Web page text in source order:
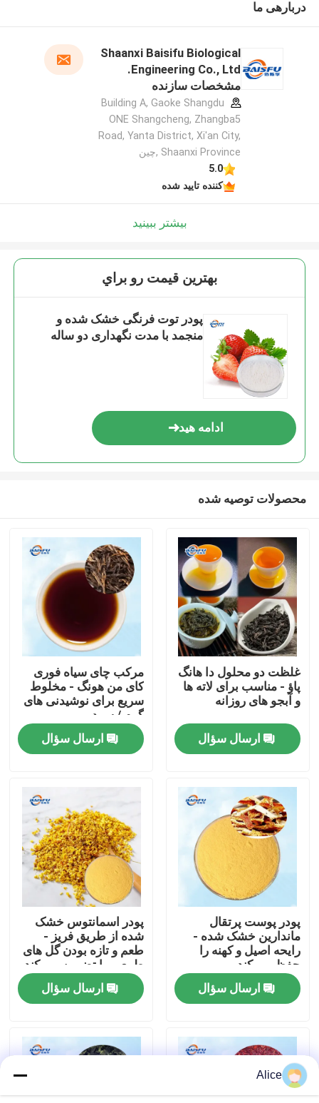
خونه
محصولات
نمایش VR
درباره ما
کنترل کیفیت
با ما تماس بگیرید
اخبار
طعم مواد غذایی
دربارهی ما
Shaanxi Baisifu Biological
Engineering Co., Ltd.
مشخصات سازنده
Building A, Gaoke Shangdu
ONE Shangcheng, Zhangba5
Road, Yanta District, Xi'an City,
Shaanxi Province ,چین
5.0
کننده تایید شده
بیشتر ببینید
بهترين قيمت رو براي
پودر توت فرنگی خشک شده و
منجمد با مدت نگهداری دو ساله
ادامه هید
محصولات توصیه شده
غلظت دو محلول دا هانگ
پاؤ - مناسب برای لاته ها
و آبجو های روزانه
ارسال سؤال
مرکب چای سیاه فوری
کای من هونگ - مخلوط
سریع برای نوشیدنی های
گرم / سرد
ارسال سؤال
پودر پوست پرتقال
ماندارین خشک شده -
رایحه اصیل و کهنه را
حفظ می کند
ارسال سؤال
پودر اسمانتوس خشک
شده از طریق فریز -
طعم و تازه بودن گل های
طبیعی را تضمین می کند
ارسال سؤال
Alice